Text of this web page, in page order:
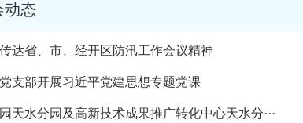
动态
达省、市、经开区防汛工作会议精神
支部开展习近平党建思想专题党课
天水分园及高新技术成果推广转化中心天水分···